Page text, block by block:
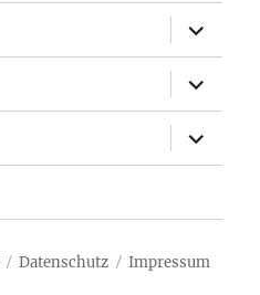
öffnen
öffnen
öffnen
Datenschutz Impressum